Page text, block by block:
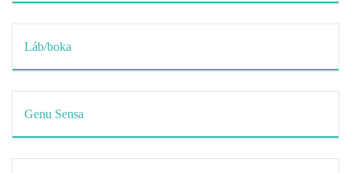
Láb/boka
Genu Sensa